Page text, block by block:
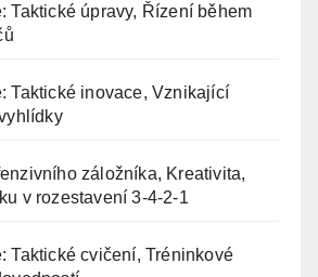
Taktické úpravy, Řízení během
Taktické inovace, Vznikající
záložníka, Kreativita,
v rozestavení 3-4-2-1
Taktické cvičení, Tréninkové